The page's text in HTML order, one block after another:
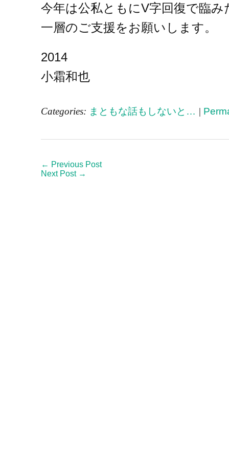
今年は公私ともにV字回復で臨
一層のご支援をお願いします。
2014
小霜和也
Categories: まともな話もしないと… |
← Previous Post
Next Post →